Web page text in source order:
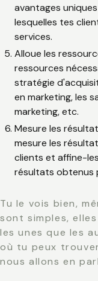
avantages
lesquelles tes
services.
Alloue les
ressources
stratégie
en marketing, les
marketing, etc.
Mesure les
mesure les
clients et affine-
résultats obtenus
Tu le vois bien,
sont simples,
les unes que les
où tu peux
nous allons en